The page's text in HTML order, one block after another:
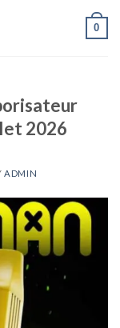
0
2026
ADMIN